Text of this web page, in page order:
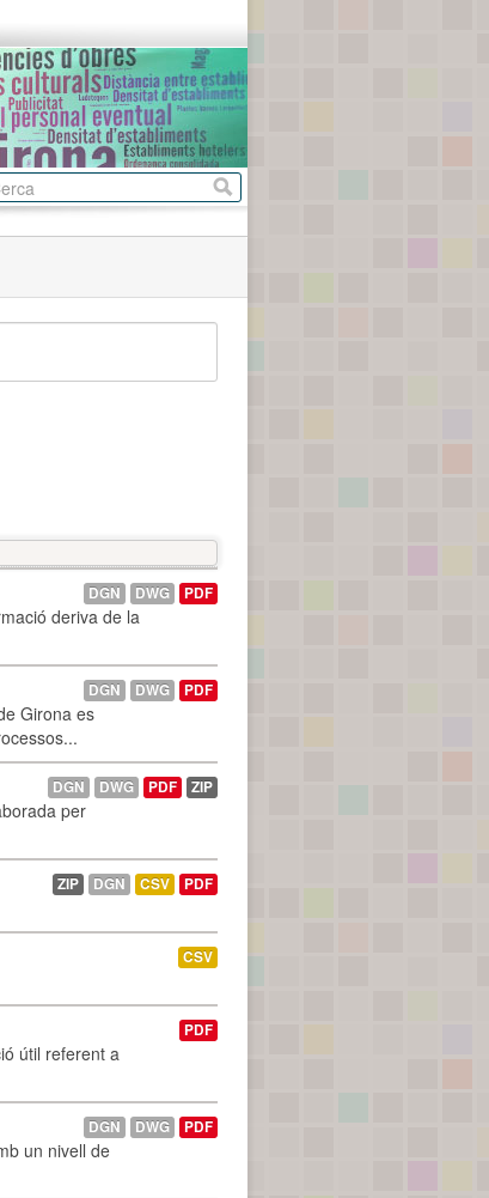
deriva de la
DGN DWG PDF
Girona es
DGN DWG PDF
per
DGN DWG PDF ZIP
ZIP DGN CSV PDF
CSV
útil referent a
PDF
un nivell de
DGN DWG PDF